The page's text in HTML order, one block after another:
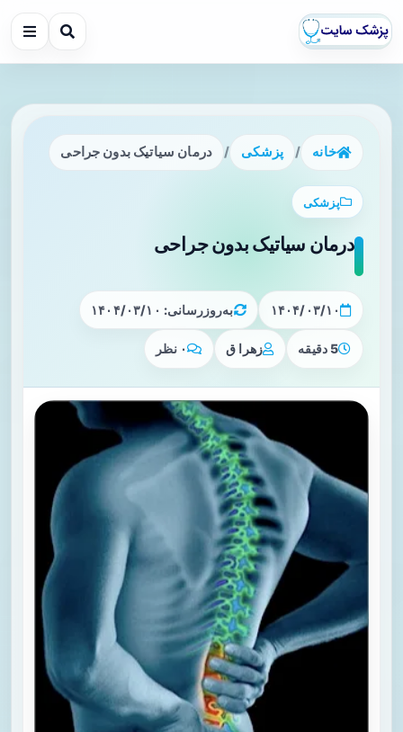
خانه / پزشکی / درمان سیاتیک بدون جراحی
پزشکی
درمان سیاتیک بدون جراحی
۱۴۰۴/۰۳/۱۰ به‌روزرسانی: ۱۴۰۴/۰۳/۱۰
5 دقیقه زهرا ق ۰ نظر